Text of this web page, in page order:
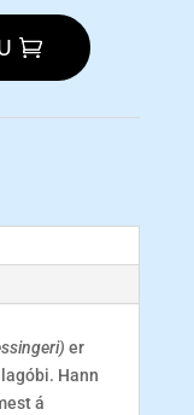
er
Hann
á